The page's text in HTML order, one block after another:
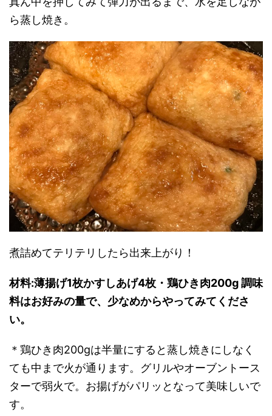
ら蒸し焼き。
煮詰めてテリテリしたら出来上がり！
材料:薄揚げ1枚かすしあげ4枚・鶏ひき肉200g調味
料はお好みの量で、少なめからやってみてくださ
い。
＊鶏ひき肉200gは半量にすると蒸し焼きにしなく
ても中まで火が通ります。グリルやオーブントース
ターで弱火で。お揚げがパリッとなって美味しいで
す。